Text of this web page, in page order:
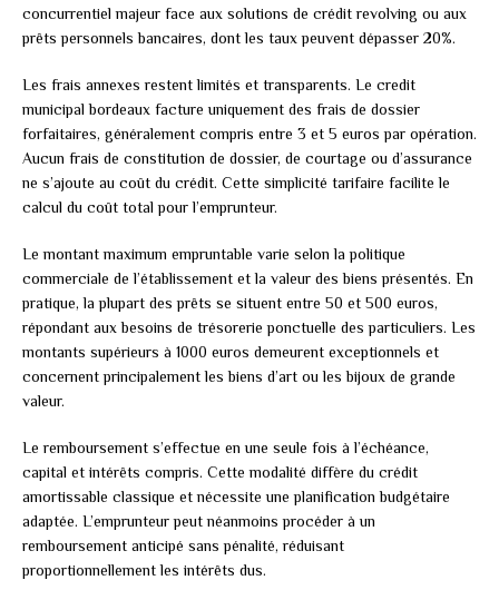
concurrentiel majeur face aux solutions de crédit revolving ou aux
prêts personnels bancaires, dont les taux peuvent dépasser 20%.
Les frais annexes restent limités et transparents. Le credit
municipal bordeaux facture uniquement des frais de dossier
forfaitaires, généralement compris entre 3 et 5 euros par opération.
Aucun frais de constitution de dossier, de courtage ou d’assurance
ne s’ajoute au coût du crédit. Cette simplicité tarifaire facilite le
calcul du coût total pour l’emprunteur.
Le montant maximum empruntable varie selon la politique
commerciale de l’établissement et la valeur des biens présentés. En
pratique, la plupart des prêts se situent entre 50 et 500 euros,
répondant aux besoins de trésorerie ponctuelle des particuliers. Les
montants supérieurs à 1000 euros demeurent exceptionnels et
concernent principalement les biens d’art ou les bijoux de grande
valeur.
Le remboursement s’effectue en une seule fois à l’échéance,
capital et intérêts compris. Cette modalité diffère du crédit
amortissable classique et nécessite une planification budgétaire
adaptée. L’emprunteur peut néanmoins procéder à un
remboursement anticipé sans pénalité, réduisant
proportionnellement les intérêts dus.